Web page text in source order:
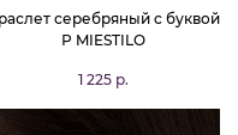
серебряный с буквой
Р MIESTILO
1 225 р.